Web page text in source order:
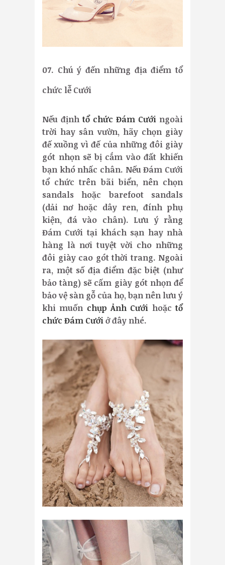
07. Chú ý đến những địa điểm tổ
chức lễ Cưới
Nếu định tổ chức Đám Cưới ngoài
trời hay sân vườn, hãy chọn giày
đế xuồng vì đế của những đôi giày
gót nhọn sẽ bị cắm vào đất khiến
bạn khó nhấc chân. Nếu Đám Cưới
tổ chức trên bãi biển, nên chọn
sandals hoặc barefoot sandals
(dải nơ hoặc dây ren, đính phụ
kiện, đá vào chân). Lưu ý rằng
Đám Cưới tại khách sạn hay nhà
hàng là nơi tuyệt vời cho những
đôi giày cao gót thời trang. Ngoài
ra, một số địa điểm đặc biệt (như
bảo tàng) sẽ cấm giày gót nhọn để
bảo vệ sàn gỗ của họ, bạn nên lưu ý
khi muốn chụp Ảnh Cưới hoặctổ
chức Đám Cướiở đây nhé.